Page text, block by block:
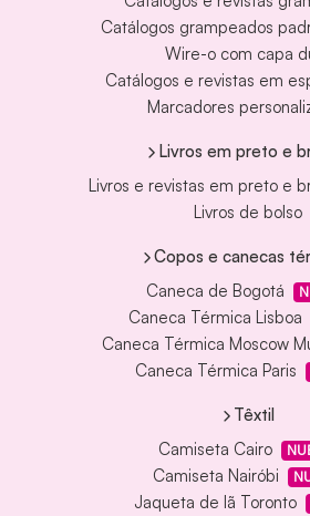
Catálogos grampeados
Wire-o com capa
Catálogos e revistas em
Marcadores
Livros em preto e
Livros e revistas em preto e
Livros de bolso
Copos e canecas
Caneca de Bogotá
Caneca Térmica Lisboa
Caneca Térmica Moscow
Caneca Térmica Paris
Têxtil
Camiseta Cairo
Camiseta Nairóbi
Jaqueta de lã Toronto